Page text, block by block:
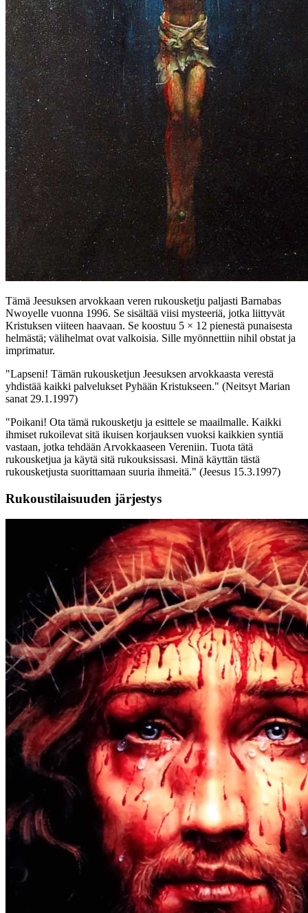
Tämä Jeesuksen arvokkaan veren rukousketju paljasti Barnabas
Nwoyelle vuonna 1996. Se sisältää viisi mysteeriä, jotka liittyvät
Kristuksen viiteen haavaan. Se koostuu 5 × 12 pienestä punaisesta
helmästä; välihelmat ovat valkoisia. Sille myönnettiin nihil obstat ja
imprimatur.
"Lapseni! Tämän rukousketjun Jeesuksen arvokkaasta verestä
yhdistää kaikki palvelukset Pyhään Kristukseen." (Neitsyt Marian
sanat 29.1.1997)
"Poikani! Ota tämä rukousketju ja esittele se maailmalle. Kaikki
ihmiset rukoilevat sitä ikuisen korjauksen vuoksi kaikkien syntiä
vastaan, jotka tehdään Arvokkaaseen Vereniin. Tuota tätä
rukousketjua ja käytä sitä rukouksissasi. Minä käyttän tästä
rukousketjusta suorittamaan suuria ihmeitä." (Jeesus 15.3.1997)
Rukoustilaisuuden järjestys